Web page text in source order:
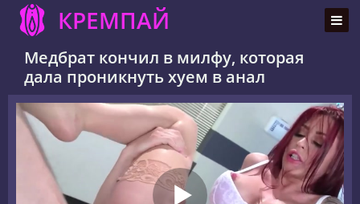
КРЕМПАЙ
Медбрат кончил в милфу, которая
дала проникнуть хуем в анал